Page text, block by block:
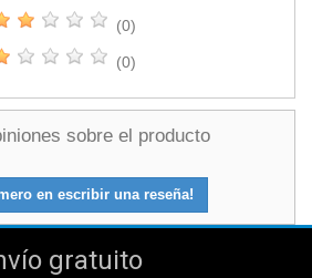
(0)
(0)
sobre el producto
en escribir una reseña!
gratuito